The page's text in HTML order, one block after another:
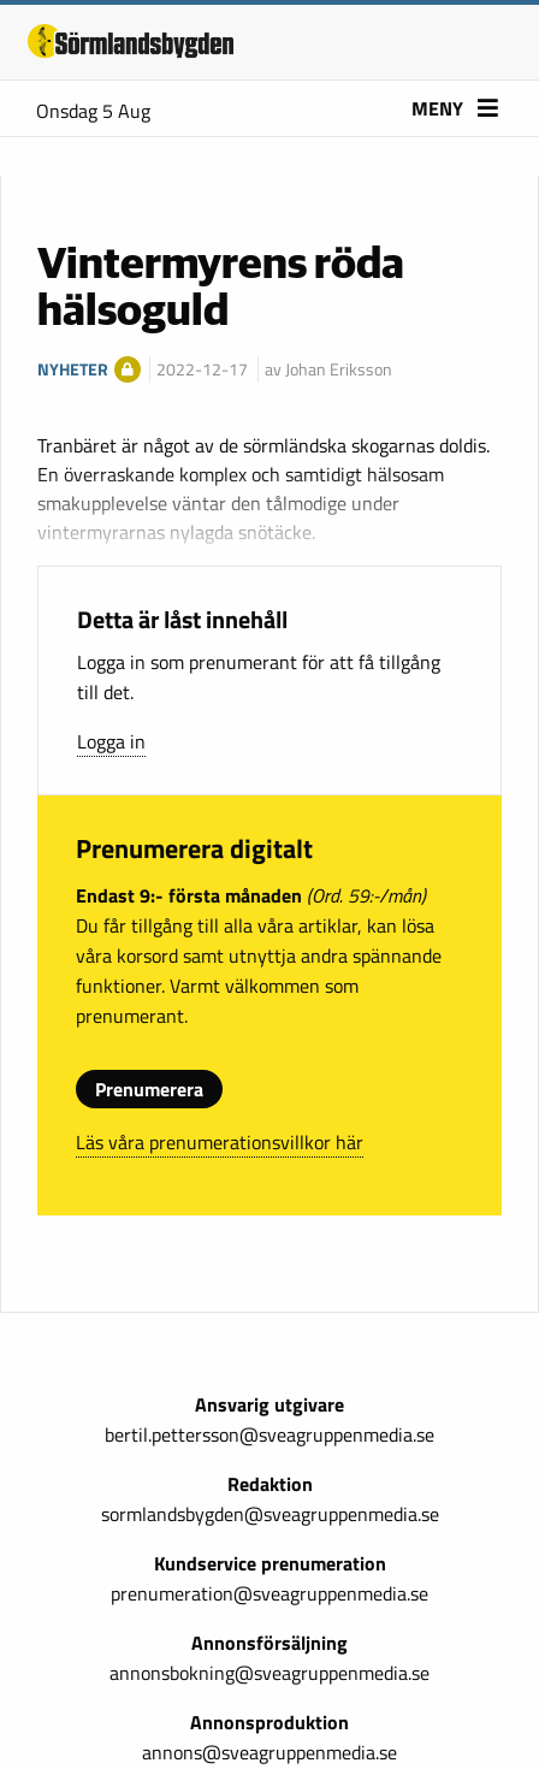
Onsdag 5 Aug MENY
Vintermyrens röda
hälsoguld
NYHETER 2022-12-17 av Johan Eriksson
Tranbäret är något av de sörmländska skogarnas doldis.
En överraskande komplex och samtidigt hälsosam
smakupplevelse väntar den tålmodige under
vintermyrarnas nylagda snötäcke.
Detta är låst innehåll
Logga in som prenumerant för att få tillgång
till det.
Logga in
Prenumerera digitalt
Endast 9:- första månaden (Ord. 59:-/mån)
Du får tillgång till alla våra artiklar, kan lösa
våra korsord samt utnyttja andra spännande
funktioner. Varmt välkommen som
prenumerant.
Prenumerera
Läs våra prenumerationsvillkor här
Ansvarig utgivare
bertil.pettersson@sveagruppenmedia.se
Redaktion
sormlandsbygden@sveagruppenmedia.se
Kundservice prenumeration
prenumeration@sveagruppenmedia.se
Annonsförsäljning
annonsbokning@sveagruppenmedia.se
Annonsproduktion
annons@sveagruppenmedia.se